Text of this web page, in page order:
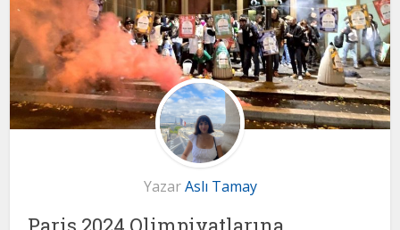
YazarAslı Tamay